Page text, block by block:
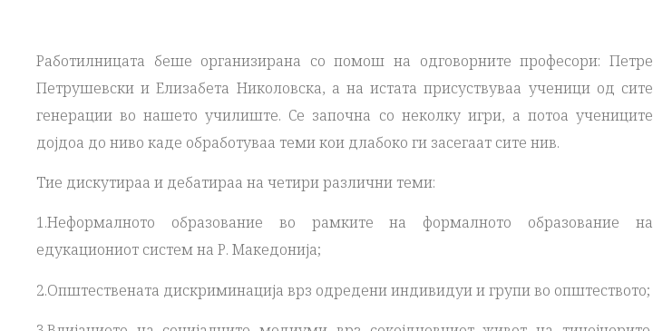
Работилницата беше организирана со помош на одговорните професори: Петре
Петрушевски и Елизабета Николовска, а на истата присуствуваа ученици од сите
генерации во нашето училиште. Се започна со неколку игри, а потоа учениците
дојдоа до ниво каде обработуваа теми кои длабоко ги засегаат сите нив.
Тие дискутираа и дебатираа на четири различни теми:
1.Неформалното образование во рамките на формалното образование на
едукациониот систем на Р. Македонија;
2.Општествената дискриминација врз одредени индивидуи и групи во општеството;